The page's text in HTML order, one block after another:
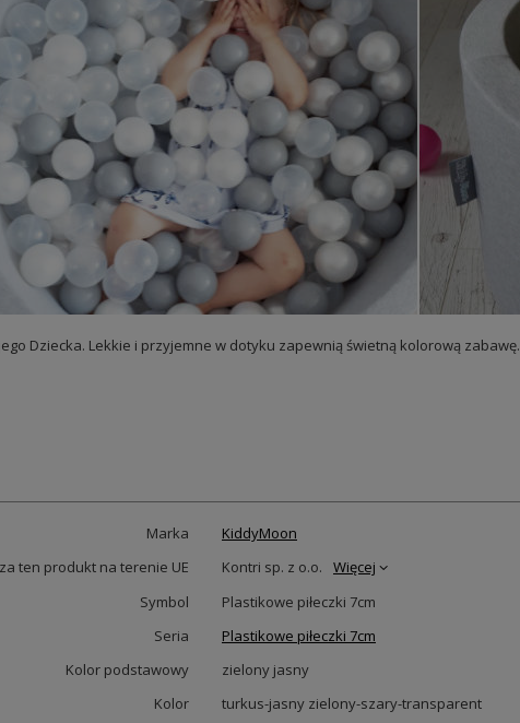
Dziecka. Lekkie i przyjemne w dotyku zapewnią świetną kolorową zabawę.
Marka
KiddyMoon
ten produkt na terenie UE
Kontri sp. z o.o.
Więcej
Symbol
Plastikowe piłeczki 7cm
Seria
Plastikowe piłeczki 7cm
Kolor podstawowy
zielony jasny
Kolor
turkus-jasny zielony-szary-transparent